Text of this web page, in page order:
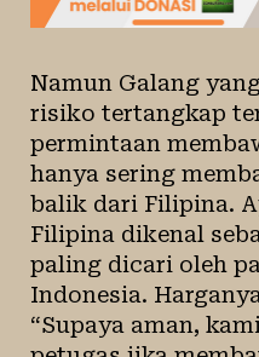
Namun Galang
risiko tertangkap
permintaan
hanya sering
balik dari Filipina.
Filipina dikenal
paling dicari oleh
Indonesia.
“Supaya aman,